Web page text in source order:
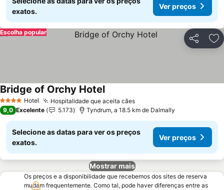
exatos.
Ver preços
Partilhar
Escolha popular
4 EstrelasHotel Hospitalidade que aceita cãesVer preços
Bridge of Orchy HotelVer preços
9,0 Excelente 5.173 Tyndrum, a 18.5 km de Dalmally
Selecione as datas para ver os preços
exatos.
Ver preços
Mostrar mais
Os preços e a disponibilidade que recebemos dos sites de reserva
mudam frequentemente. Como tal, pode haver diferenças entre as